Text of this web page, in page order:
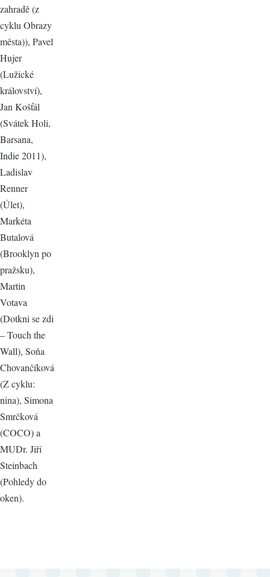
zahradě (z
cyklu Obrazy
města)), Pavel
Hujer
(Lužické
království),
Jan Košťál
(Svátek Holi,
Barsana,
Indie 2011),
Ladislav
Renner
(Úlet),
Markéta
Butalová
(Brooklyn po
pražsku),
Martin
Votava
(Dotkni se zdi
– Touch the
Wall), Soňa
Chovančíková
(Z cyklu:
nina), Simona
Smrčková
(COCO) a
MUDr. Jiří
Steinbach
(Pohledy do
oken).